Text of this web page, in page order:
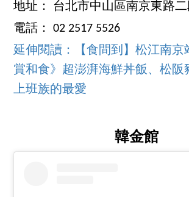
地址： 台北市中山區南京東路二
電話： 02 2517 5526
延伸閱讀：【食間到】松江南京
賞和食》超澎湃海鮮丼飯、松阪
上班族的最愛
韓金館